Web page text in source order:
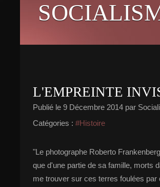
L'EMPREINTE
Publié le 9 Décembre 2014 par
Catégories : #Histoire
"Le photographe Roberto
que d'une partie de sa famille, morts
me trouver sur ces terres foulées